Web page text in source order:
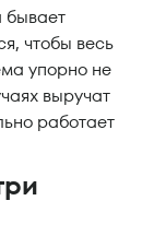
бывает
чтобы весь
упорно не
выручат
работает